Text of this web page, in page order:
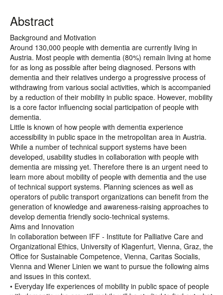
Abstract
Background and Motivation
Around 130,000 people with dementia are currently living in
Austria. Most people with dementia (80%) remain living at home
for as long as possible after being diagnosed. Persons with
dementia and their relatives undergo a progressive process of
withdrawing from various social activities, which is accompanied
by a reduction of their mobility in public space. However, mobility
is a core factor influencing social participation of people with
dementia.
Little is known of how people with dementia experience
accessibility in public space in the metropolitan area in Austria.
While a number of technical support systems have been
developed, usability studies in collaboration with people with
dementia are missing yet. Therefore there is an urgent need to
learn more about mobility of people with dementia and the use
of technical support systems. Planning sciences as well as
operators of public transport organizations can benefit from the
generation of knowledge and awareness-raising approaches to
develop dementia friendly socio-technical systems.
Aims and Innovation
In collaboration between IFF - Institute for Palliative Care and
Organizational Ethics, University of Klagenfurt, Vienna, Graz, the
Office for Sustainable Competence, Vienna, Caritas Socialis,
Vienna and Wiener Linien we want to pursue the following aims
and issues in this context.
• Everyday life experiences of mobility in public space of people